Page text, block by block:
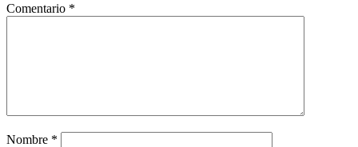
Comentario *
Nombre *